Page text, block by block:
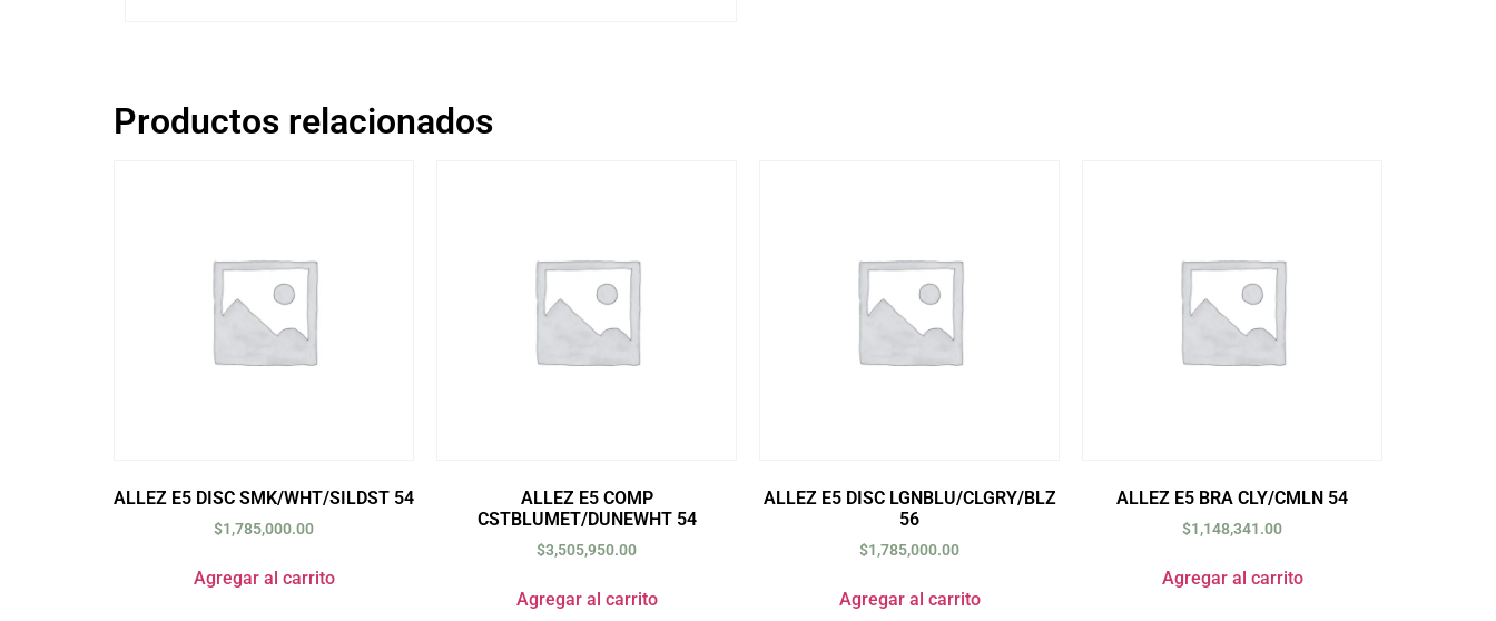
Productos relacionados
ALLEZ E5 DISC SMK/WHT/SILDST 54
$1,785,000.00
Agregar al carrito
ALLEZ E5 COMP
CSTBLUMET/DUNEWHT 54
$3,505,950.00
Agregar al carrito
ALLEZ E5 DISC LGNBLU/CLGRY/BLZ
56
$1,785,000.00
Agregar al carrito
ALLEZ E5 BRA CLY/CMLN 54
$1,148,341.00
Agregar al carrito